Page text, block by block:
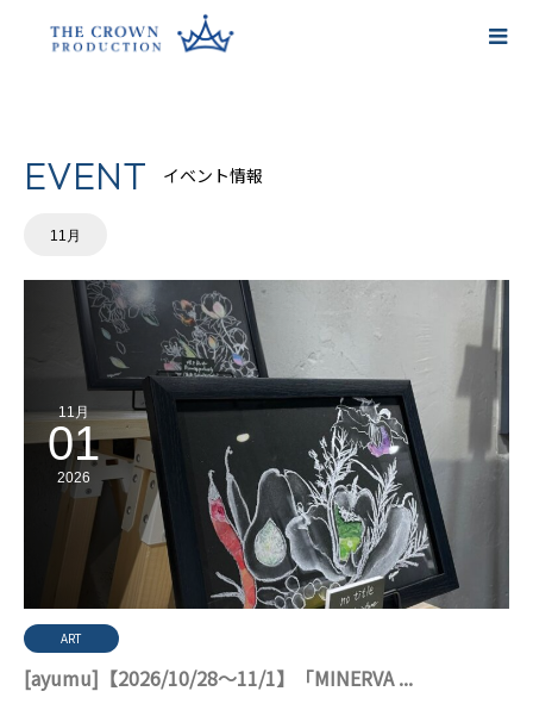
Rujie Online Store
EVENT イベント情報
11月
11月
01
2026
ART
[ayumu]【2026/10/28〜11/1】「MINERVA ...